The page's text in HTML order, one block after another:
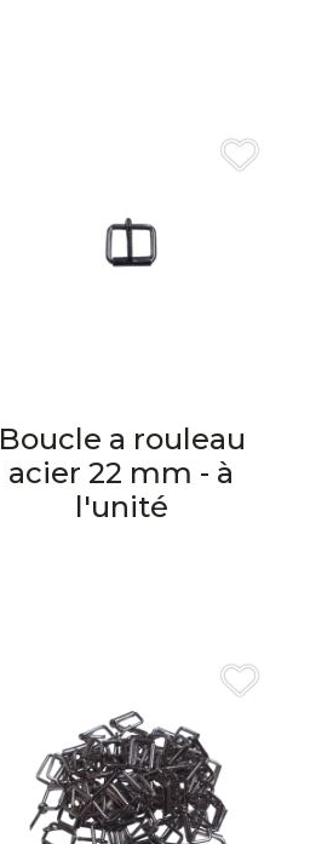
Boucle a rouleau
acier 22 mm - à
l'unité